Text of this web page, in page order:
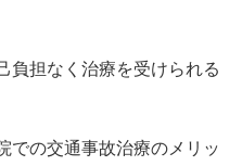
負担なく治療を受けられる
での交通事故治療のメリッ